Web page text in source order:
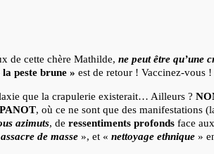
de cette chère Mathilde, ne peut être qu’une
la peste brune » est de retour ! Vaccinez-vous !
que la crapulerie existerait… Ailleurs ?
, où ce ne sont que des manifestations
azimuts, de ressentiments profonds face
de masse », et « nettoyage ethnique »